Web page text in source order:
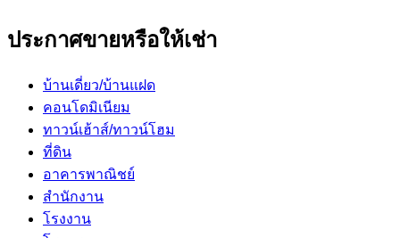
ประกาศขายหรือให้เช่า
บ้านเดี่ยว/บ้านแฝด
คอนโดมิเนียม
ทาวน์เฮ้าส์/ทาวน์โฮม
ที่ดิน
อาคารพาณิชย์
สำนักงาน
โรงงาน